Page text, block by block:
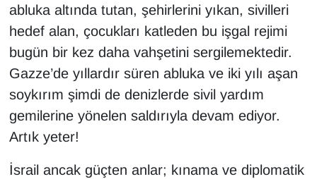
abluka altında tutan, şehirlerini yıkan, sivilleri
hedef alan, çocukları katleden bu işgal rejimi
bugün bir kez daha vahşetini sergilemektedir.
Gazze’de yıllardır süren abluka ve iki yılı aşan
soykırım şimdi de denizlerde sivil yardım
gemilerine yönelen saldırıyla devam ediyor.
Artık yeter!
İsrail ancak güçten anlar; kınama ve diplomatik